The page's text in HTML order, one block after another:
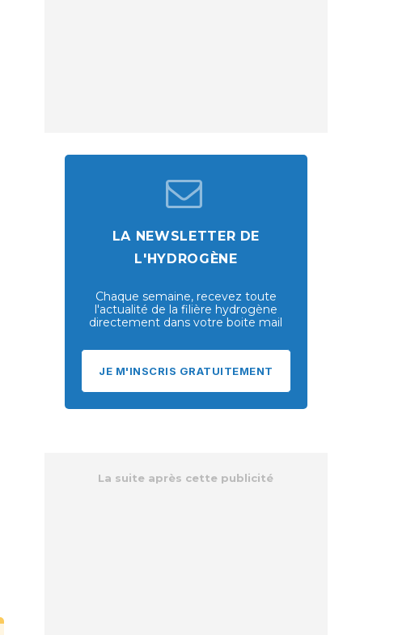
LA NEWSLETTER DE
L'HYDROGÈNE
Chaque semaine, recevez toute
l'actualité de la filière hydrogène
directement dans votre boite mail
JE M'INSCRIS GRATUITEMENT